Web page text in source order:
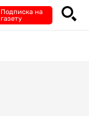
Подписка на
газету